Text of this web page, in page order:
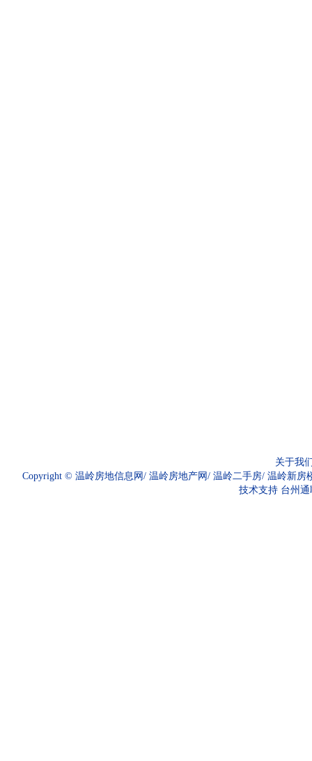
关于我
Copyright © 温岭房地信息网 / 温岭房地产网 / 温岭二手房/ 温岭新房
技术支持 台州